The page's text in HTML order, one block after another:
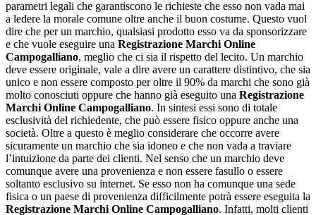
parametri legali che garantiscono le richieste che esso non vada mai
a ledere la morale comune oltre anche il buon costume. Questo vuol
dire che per un marchio, qualsiasi prodotto esso va da sponsorizzare
e che vuole eseguire una Registrazione Marchi Online
Campogalliano, meglio che ci sia il rispetto del lecito. Un marchio
deve essere originale, vale a dire avere un carattere distintivo, che sia
unico e non essere composto per oltre il 90% da marchi che sono già
molto conosciuti oppure che hanno già eseguito una Registrazione
Marchi Online Campogalliano. In sintesi essi sono di totale
esclusività del richiedente, che può essere fisico oppure anche una
società. Oltre a questo è meglio considerare che occorre avere
sicuramente un marchio che sia idoneo e che non vada a traviare
l’intuizione da parte dei clienti. Nel senso che un marchio deve
comunque avere una provenienza e non essere fasullo o essere
soltanto esclusivo su internet. Se esso non ha comunque una sede
fisica o un paese di provenienza difficilmente potrà essere eseguita la
Registrazione Marchi Online Campogalliano. Infatti, molti clienti